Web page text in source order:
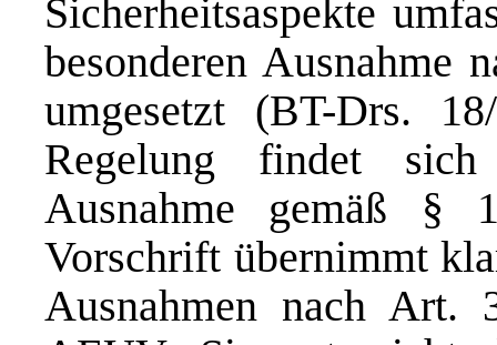
Sicherheitsaspekte
besonderen
umgesetzt (BT-Drs.
Regelung findet
Ausnahme gemäß §
Vorschrift übernimmt
Ausnahmen nach